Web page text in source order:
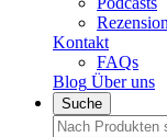
Kontakt
FAQs
Blog Über uns
Suche